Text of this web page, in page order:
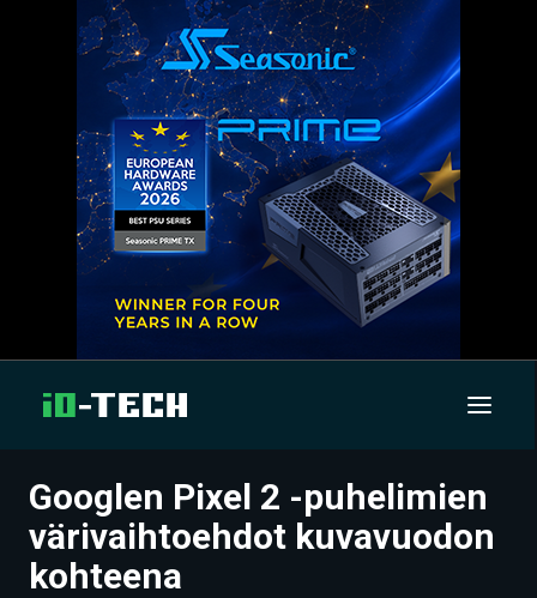
UUTISET
ARTIKKELIT
Googlen Pixel 2 -puhelimien
värivaihtoehdot kuvavuodon
kohteena